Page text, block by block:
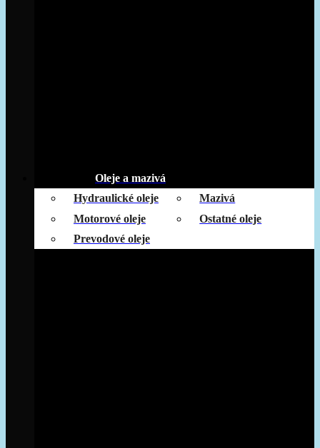
Oleje a mazivá
Hydraulické oleje
Mazivá
Motorové oleje
Ostatné oleje
Prevodové oleje